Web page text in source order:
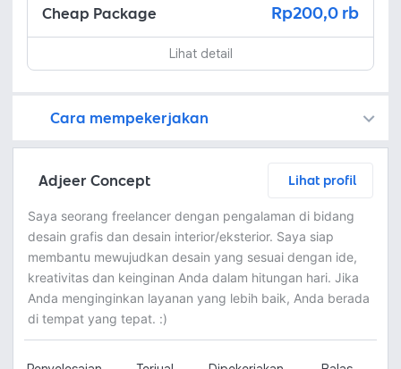
Cheap Package Rp200,0 rb
Lihat detail
Cara mempekerjakan
Adjeer Concept Lihat profil
Saya seorang freelancer dengan pengalaman di bidang
desain grafis dan desain interior/eksterior. Saya siap
membantu mewujudkan desain yang sesuai dengan ide,
kreativitas dan keinginan Anda dalam hitungan hari. Jika
Anda menginginkan layanan yang lebih baik, Anda berada
di tempat yang tepat. :)